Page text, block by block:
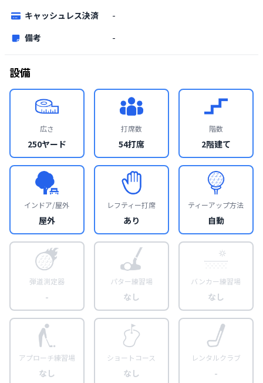
キャッシュレス決済
-
備考
-
設備
広さ
250ヤード
打席数
54打席
階数
2階建て
インドア/屋外
屋外
レフティー打席
あり
ティーアップ方法
自動
弾道測定器
-
パター練習場
なし
バンカー練習場
なし
アプローチ練習場
なし
ショートコース
なし
レンタルクラブ
-